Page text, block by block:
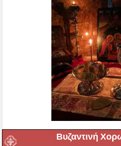
Βυζαντινή